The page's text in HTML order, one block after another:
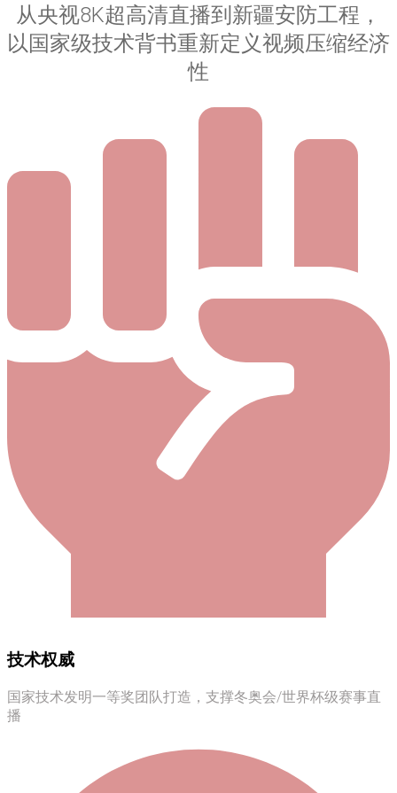
从央视8K超高清直播到新疆安防工程，
以国家级技术背书重新定义视频压缩经济
性
技术权威​​
国家技术发明一等奖团队打造，支撑冬奥会/世界杯级赛事直
播